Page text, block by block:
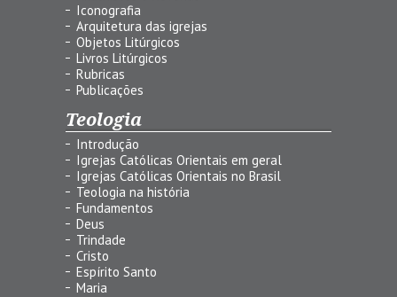
Iconografia
Arquitetura das igrejas
Objetos Litúrgicos
Livros Litúrgicos
Rubricas
Publicações
Teologia
Introdução
Igrejas Católicas Orientais em geral
Igrejas Católicas Orientais no Brasil
Teologia na história
Fundamentos
Deus
Trindade
Cristo
Espírito Santo
Maria